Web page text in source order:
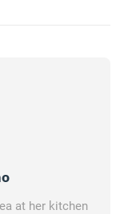
at her kitchen